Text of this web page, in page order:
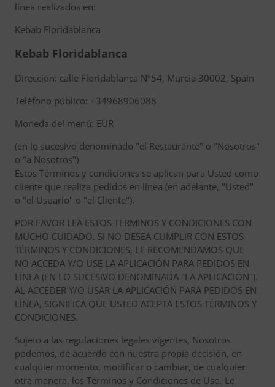
línea realizados en:
Kebab Floridablanca
Kebab Floridablanca
Dirección: calle Floridablanca Nº54, Murcia 30002, Spain
Teléfono público: +34968906088
Moneda del menú: EUR
(en lo sucesivo denominado "el Restaurante" o "Nosotros"
o "a Nosotros")
Estos Términos y condiciones se aplican para Usted como
cliente que realiza pedidos en línea (en adelante, "Usted"
o "el Usuario" o "el Cliente").
POR FAVOR LEA ESTOS TÉRMINOS Y CONDICIONES CON
MUCHO CUIDADO. SI NO DESEA CUMPLIR CON ESTOS
TÉRMINOS Y CONDICIONES, LE RECOMENDAMOS QUE
NO ACCEDA Y/O USE LA APLICACIÓN PARA PEDIDOS EN
LÍNEA (EN LO SUCESIVO DENOMINADA "LA APLICACIÓN").
AL ACCEDER Y/O USAR LA APLICACIÓN PARA PEDIDOS EN
LÍNEA, SIGNIFICA QUE USTED ACEPTA ESTOS TÉRMINOS Y
CONDICIONES.
Sujeto a las regulaciones legales vigentes, Nosotros
podemos, de acuerdo con nuestra propia decisión, en
cualquier momento, modificar o cambiar, de cualquier
otra manera, los Términos y Condiciones de Uso. Le